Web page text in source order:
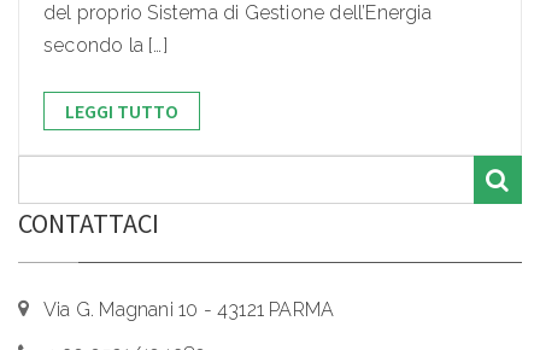
del proprio Sistema di Gestione dell’Energia
secondo la […]
LEGGI TUTTO
CONTATTACI
Via G. Magnani 10 - 43121 PARMA